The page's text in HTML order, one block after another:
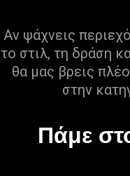
Αν ψάχνεις
το στιλ, τη δράση
θα μας βρεις
στην
Πάμε